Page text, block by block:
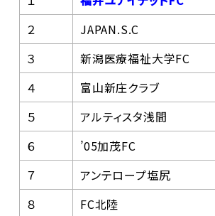
２
JAPAN.S.C
３
新潟医療福祉大学FC
４
富山新庄クラブ
５
アルティスタ浅間
６
’05加茂FC
７
アンテロープ塩尻
８
FC北陸